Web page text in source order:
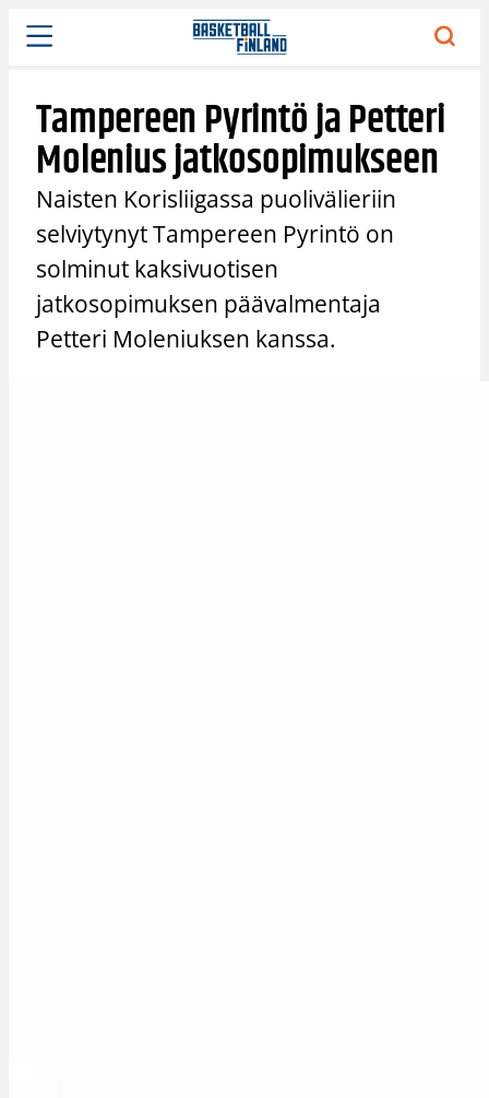
Siirry
sisältöön
Tampereen Pyrintö ja Petteri
Molenius jatkosopimukseen
Naisten Korisliigassa puolivälieriin
selviytynyt Tampereen Pyrintö on
solminut kaksivuotisen
jatkosopimuksen päävalmentaja
Petteri Moleniuksen kanssa.